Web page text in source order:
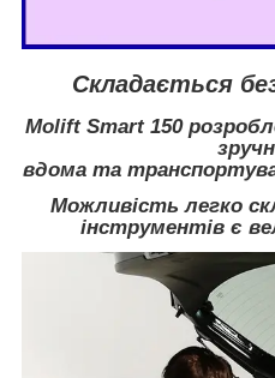
Складається
Molift Smart 150
вдома та
Можливість легко
інструментів є